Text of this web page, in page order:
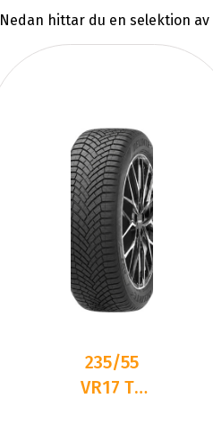
Nedan hittar du en selektion av
235/55
VR17 TL